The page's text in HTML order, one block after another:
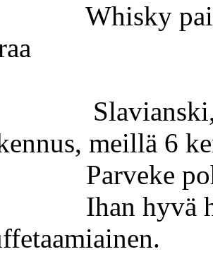
Whisky
Slavianski
meillä 6
Parveke
Ihan hyvä